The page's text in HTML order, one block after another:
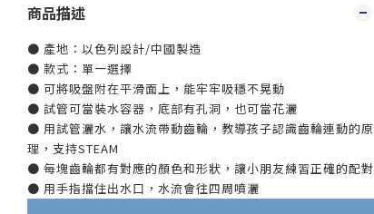
商品描述
● 產地：以色列設計/中國製造
● 款式：單一選擇
● 可將吸盤附在平滑面上，能牢牢吸穩不晃動
● 試管可當裝水容器，底部有孔洞，也可當花灑
● 用試管灑水，讓水流帶動齒輪，教導孩子認識齒輪連動的原
理，支持STEAM
● 每塊齒輪都有對應的顏色和形狀，讓小朋友練習正確的配對
● 用手指擋住出水口，水流會往四周噴灑